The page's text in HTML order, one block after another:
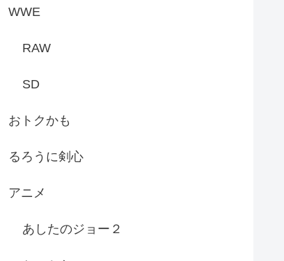
WWE
RAW
SD
おトクかも
るろうに剣心
アニメ
あしたのジョー２